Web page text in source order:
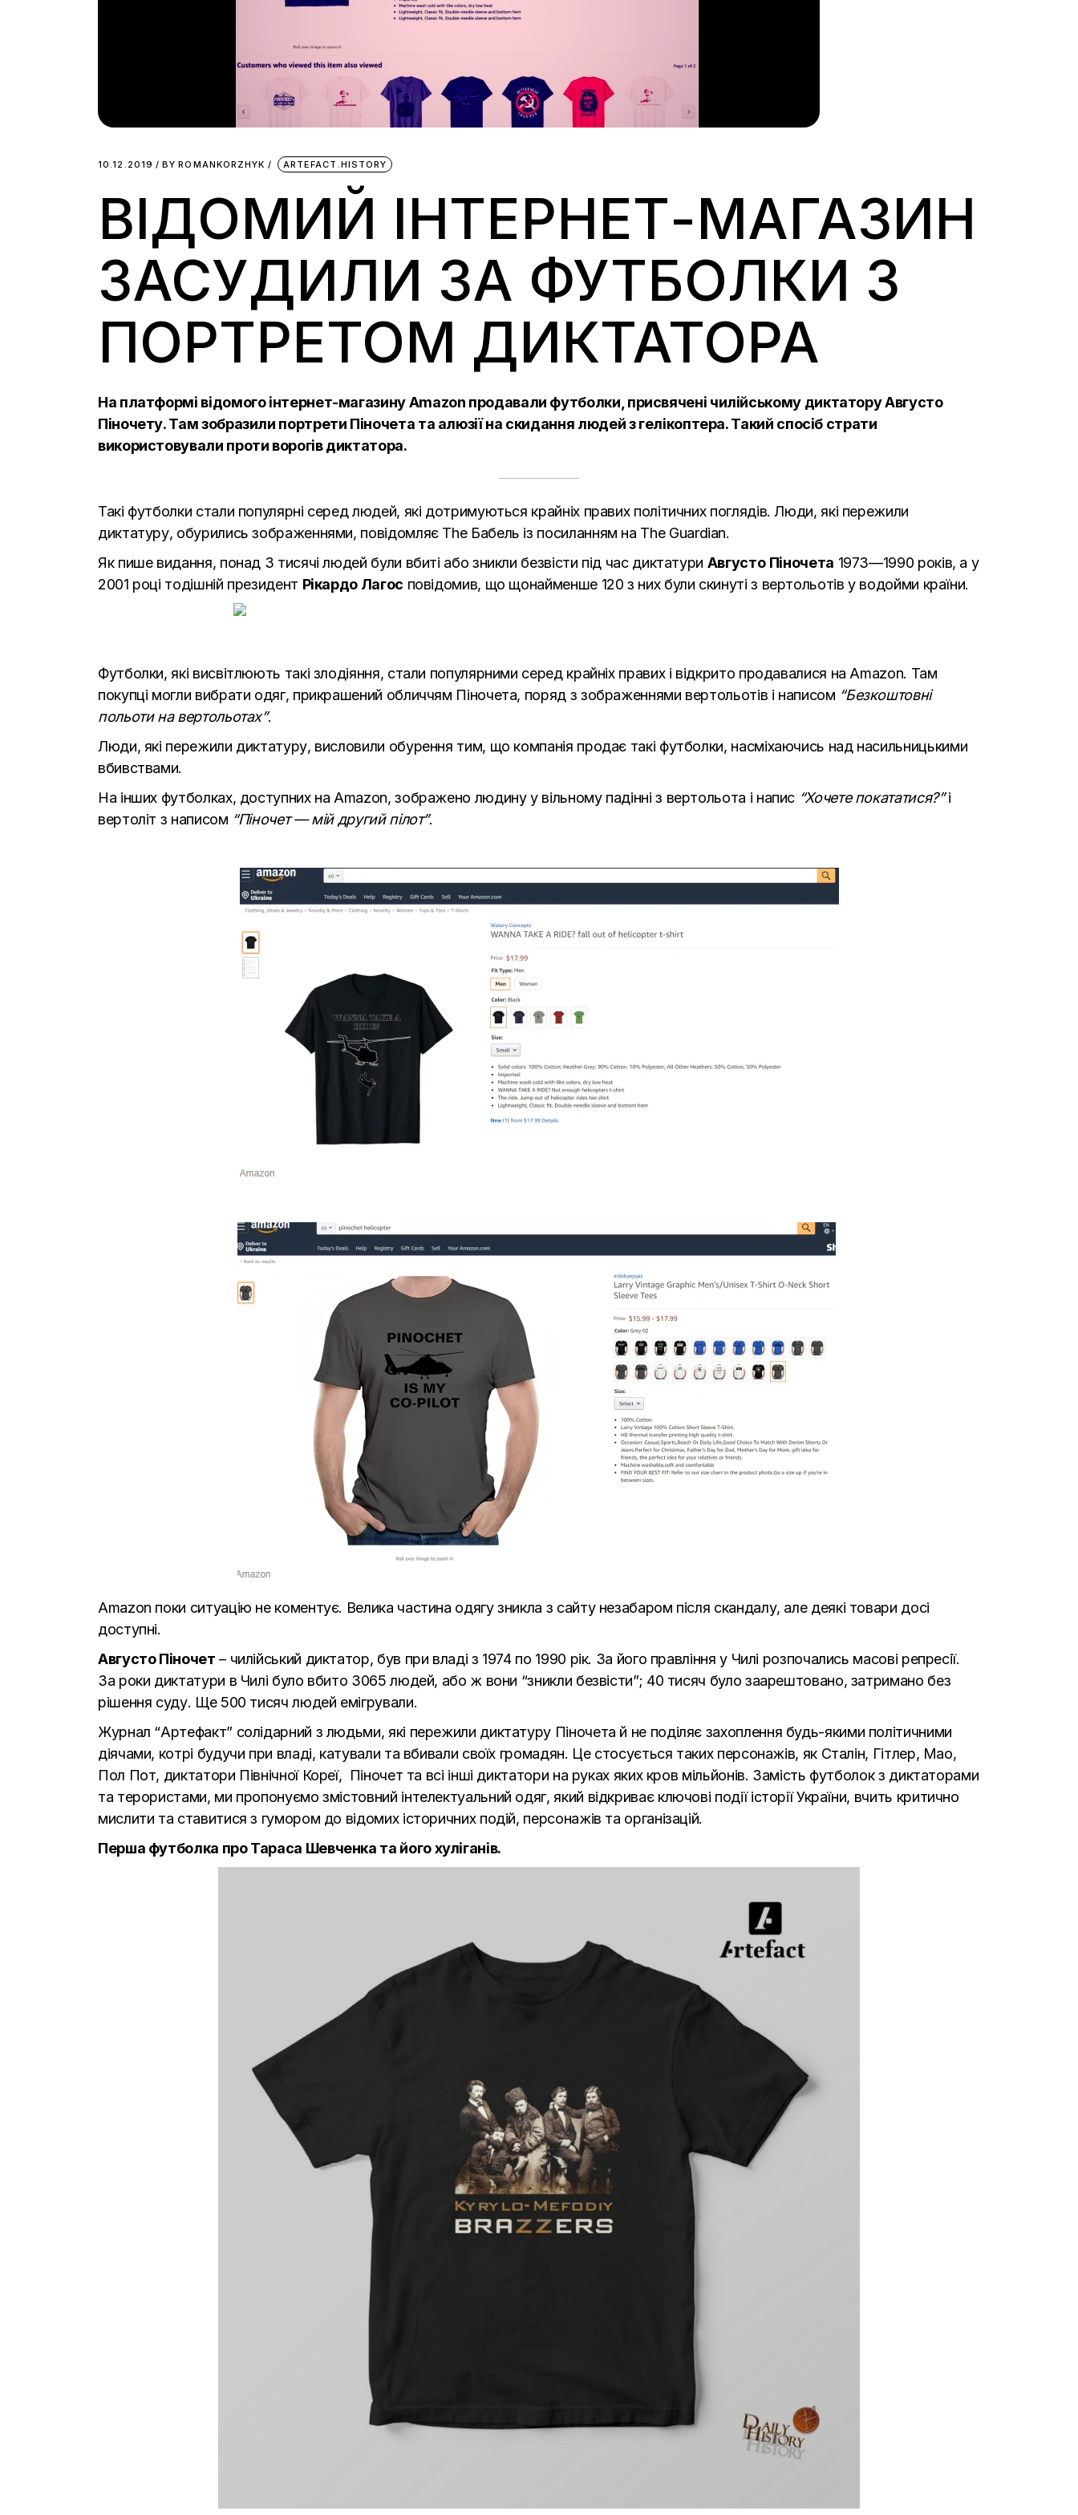
10.12.2019 BY ROMANKORZHYK ARTEFACT.HISTORY
ВІДОМИЙ ІНТЕРНЕТ-МАГАЗИН
ЗАСУДИЛИ ЗА ФУТБОЛКИ З
ПОРТРЕТОМ ДИКТАТОРА
На платформі відомого інтернет-магазину Amazon продавали футболки, присвячені чилійському диктатору Августо
Піночету. Там зобразили портрети Піночета та алюзії на скидання людей з гелікоптера. Такий спосіб страти
використовували проти ворогів диктатора.
Такі футболки стали популярні серед людей, які дотримуються крайніх правих політичних поглядів. Люди, які пережили
диктатуру, обурились зображеннями, повідомляє The Бабель із посиланням на The Guardian.
Як пише видання, понад 3 тисячі людей були вбиті або зникли безвісти під час диктатури Августо Піночета 1973—1990 років, а у
2001 році тодішній президент Рікардо Лагос повідомив, що щонайменше 120 з них були скинуті з вертольотів у водойми країни.
Футболки, які висвітлюють такі злодіяння, стали популярними серед крайніх правих і відкрито продавалися на Amazon. Там
покупці могли вибрати одяг, прикрашений обличчям Піночета, поряд з зображеннями вертольотів і написом “Безкоштовні
польоти на вертольотах”.
Люди, які пережили диктатуру, висловили обурення тим, що компанія продає такі футболки, насміхаючись над насильницькими
вбивствами.
На інших футболках, доступних на Amazon, зображено людину у вільному падінні з вертольота і напис “Хочете покататися?”і
вертоліт з написом “Піночет — мій другий пілот”.
Amazon поки ситуацію не коментує. Велика частина одягу зникла з сайту незабаром після скандалу, але деякі товари досі
доступні.
Августо Піночет – чилійський диктатор, був при владі з 1974 по 1990 рік. За його правління у Чилі розпочались масові репресії.
За роки диктатури в Чилі було вбито 3065 людей, або ж вони “зникли безвісти”; 40 тисяч було заарештовано, затримано без
рішення суду. Ще 500 тисяч людей емігрували.
Журнал “Артефакт” солідарний з людьми, які пережили диктатуру Піночета й не поділяє захоплення будь-якими політичними
діячами, котрі будучи при владі, катували та вбивали своїх громадян. Це стосується таких персонажів, як Сталін, Гітлер, Мао,
Пол Пот, диктатори Північної Кореї, Піночет та всі інші диктатори на руках яких кров мільйонів. Замість футболок з диктаторами
та терористами, ми пропонуємо змістовний інтелектуальний одяг, який відкриває ключові події історії України, вчить критично
мислити та ставитися з гумором до відомих історичних подій, персонажів та організацій.
Перша футболка про Тараса Шевченка та його хуліганів.